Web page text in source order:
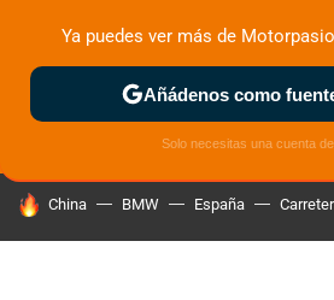
ZONA DE PRUEBAS DEPORTIVAS
HOY SE HABLA DE
China BMW España
Ya puedes ver más de
Añádenos como
Solo necesitas una cuenta